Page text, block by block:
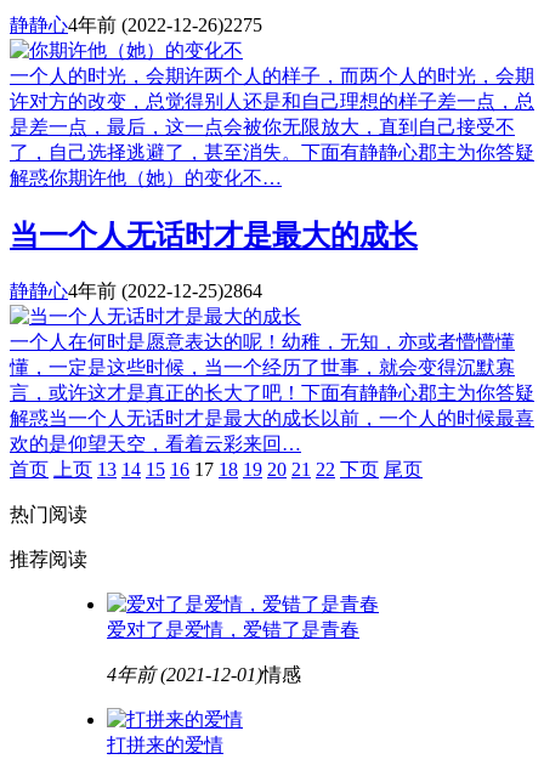
静静心4年前 (2022-12-26)2275
一个人的时光，会期许两个人的样子，而两个人的时光，会期
许对方的改变，总觉得别人还是和自己理想的样子差一点，总
是差一点，最后，这一点会被你无限放大，直到自己接受不
了，自己选择逃避了，甚至消失。下面有静静心郡主为你答疑
解惑你期许他（她）的变化不…
当一个人无话时才是最大的成长
静静心4年前 (2022-12-25)2864
一个人在何时是愿意表达的呢！幼稚，无知，亦或者懵懵懂
懂，一定是这些时候，当一个经历了世事，就会变得沉默寡
言，或许这才是真正的长大了吧！下面有静静心郡主为你答疑
解惑当一个人无话时才是最大的成长以前，一个人的时候最喜
欢的是仰望天空，看着云彩来回…
首页
上页 13 14 15 16 17 18 19 20 21 22 下页 尾页
热门阅读
推荐阅读
爱对了是爱情，爱错了是青春
4年前(2021-12-01)情感
打拼来的爱情